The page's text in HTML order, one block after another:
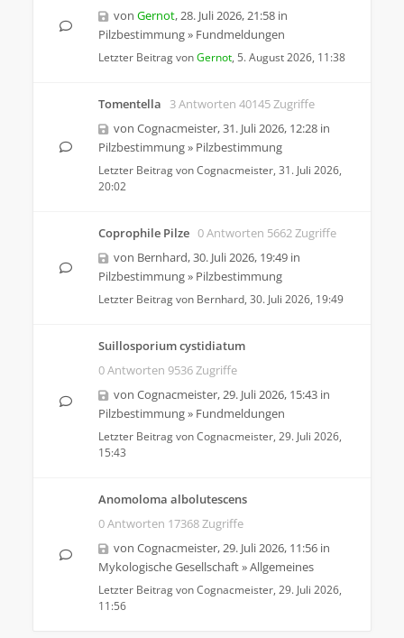
von Gernot,28. Juli 2026, 21:58 in
Pilzbestimmung» Fundmeldungen
Letzter Beitrag vonGernot, 5. August 2026, 11:38
Tomentella
3 Antworten 40145 Zugriffe
von Cognacmeister,31. Juli 2026, 12:28 in
Pilzbestimmung» Pilzbestimmung
Letzter Beitrag vonCognacmeister, 31. Juli 2026,
20:02
Coprophile Pilze 0 Antworten 5662 Zugriffe
von Bernhard,30. Juli 2026, 19:49 in
Pilzbestimmung» Pilzbestimmung
Letzter Beitrag von Bernhard, 30. Juli 2026, 19:49
Suillosporium cystidiatum
0 Antworten 9536 Zugriffe
von Cognacmeister,29. Juli 2026, 15:43 in
Pilzbestimmung» Fundmeldungen
Letzter Beitrag vonCognacmeister, 29. Juli 2026,
15:43
Anomoloma albolutescens
0 Antworten 17368 Zugriffe
von Cognacmeister,29. Juli 2026, 11:56 in
Mykologische Gesellschaft»Allgemeines
Letzter Beitrag vonCognacmeister, 29. Juli 2026,
11:56